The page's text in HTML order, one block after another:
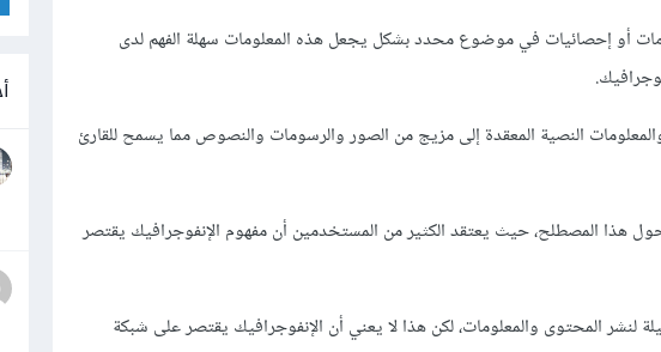
أو إحصائيات في موضوع محدد بشكل يجعل هذه المعلومات سهلة الفهم لدى
النصية المعقدة إلى مزيج من الصور والرسومات والنصوص مما يسمح للقارئ
هذا المصطلح، حيث يعتقد الكثير من المستخدمين أن مفهوم الإنفوجرافيك يقتصر
المحتوى والمعلومات، لكن هذا لا يعني أن الإنفوجرافيك يقتصر على شبكة